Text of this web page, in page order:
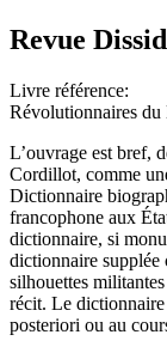
Revue
Livre référence:
Révolutionnaires
L’ouvrage est bref,
Cordillot, comme
Dictionnaire
francophone aux
dictionnaire, si
dictionnaire supplée
silhouettes
récit. Le dictionnaire
posteriori ou au